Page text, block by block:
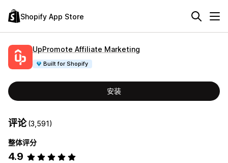
Shopify App Store
UpPromote Affiliate Marketing
Built for Shopify
安装
评论(3,591)
整体评分
4.9